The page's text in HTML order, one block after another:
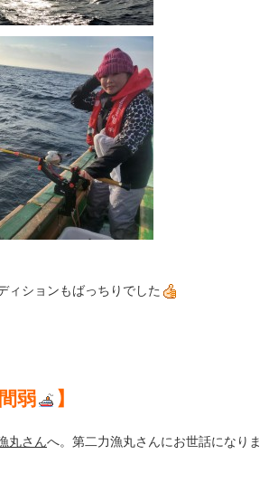
ィションもばっちりでした
弱 】
丸さんへ。第二力漁丸さんにお世話になりま